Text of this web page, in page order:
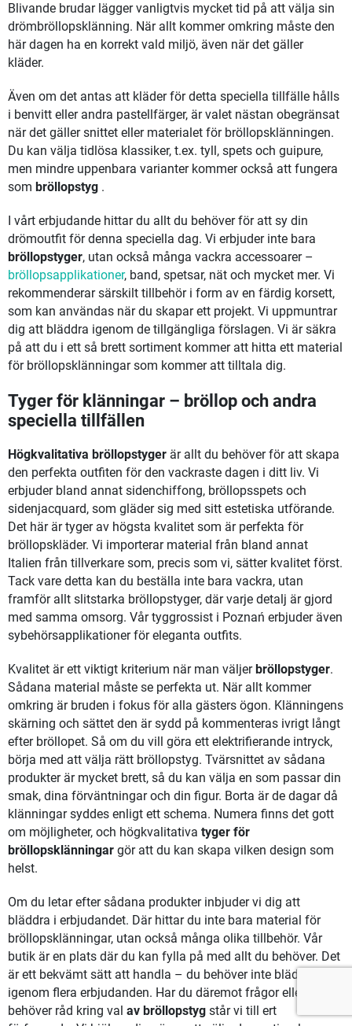
Blivande brudar lägger vanligtvis mycket tid på att välja sin
drömbröllopsklänning. När allt kommer omkring måste den
här dagen ha en korrekt vald miljö, även när det gäller
kläder.
Även om det antas att kläder för detta speciella tillfälle hålls
i benvitt eller andra pastellfärger, är valet nästan obegränsat
när det gäller snittet eller materialet för bröllopsklänningen.
Du kan välja tidlösa klassiker, t.ex. tyll, spets och guipure,
men mindre uppenbara varianter kommer också att fungera
som bröllopstyg .
I vårt erbjudande hittar du allt du behöver för att sy din
drömoutfit för denna speciella dag. Vi erbjuder inte bara
bröllopstyger, utan också många vackra accessoarer –
bröllopsapplikationer, band, spetsar, nät och mycket mer. Vi
rekommenderar särskilt tillbehör i form av en färdig korsett,
som kan användas när du skapar ett projekt. Vi uppmuntrar
dig att bläddra igenom de tillgängliga förslagen. Vi är säkra
på att du i ett så brett sortiment kommer att hitta ett material
för bröllopsklänningar som kommer att tilltala dig.
Tyger för klänningar – bröllop och andra
speciella tillfällen
Högkvalitativa bröllopstyger är allt du behöver för att skapa
den perfekta outfiten för den vackraste dagen i ditt liv. Vi
erbjuder bland annat sidenchiffong, bröllopsspets och
sidenjacquard, som gläder sig med sitt estetiska utförande.
Det här är tyger av högsta kvalitet som är perfekta för
bröllopskläder. Vi importerar material från bland annat
Italien från tillverkare som, precis som vi, sätter kvalitet först.
Tack vare detta kan du beställa inte bara vackra, utan
framför allt slitstarka bröllopstyger, där varje detalj är gjord
med samma omsorg. Vår tyggrossist i Poznań erbjuder även
sybehörsapplikationer för eleganta outfits.
Kvalitet är ett viktigt kriterium när man väljer bröllopstyger.
Sådana material måste se perfekta ut. När allt kommer
omkring är bruden i fokus för alla gästers ögon. Klänningens
skärning och sättet den är sydd på kommenteras ivrigt långt
efter bröllopet. Så om du vill göra ett elektrifierande intryck,
börja med att välja rätt bröllopstyg. Tvärsnittet av sådana
produkter är mycket brett, så du kan välja en som passar din
smak, dina förväntningar och din figur. Borta är de dagar då
klänningar syddes enligt ett schema. Numera finns det gott
om möjligheter, och högkvalitativa tyger för
bröllopsklänningar gör att du kan skapa vilken design som
helst.
Om du letar efter sådana produkter inbjuder vi dig att
bläddra i erbjudandet. Där hittar du inte bara material för
bröllopsklänningar, utan också många olika tillbehör. Vår
butik är en plats där du kan fylla på med allt du behöver. Det
är ett bekvämt sätt att handla – du behöver inte bläddra
igenom flera erbjudanden. Har du däremot frågor eller
behöver råd kring val av bröllopstyg står vi till ert